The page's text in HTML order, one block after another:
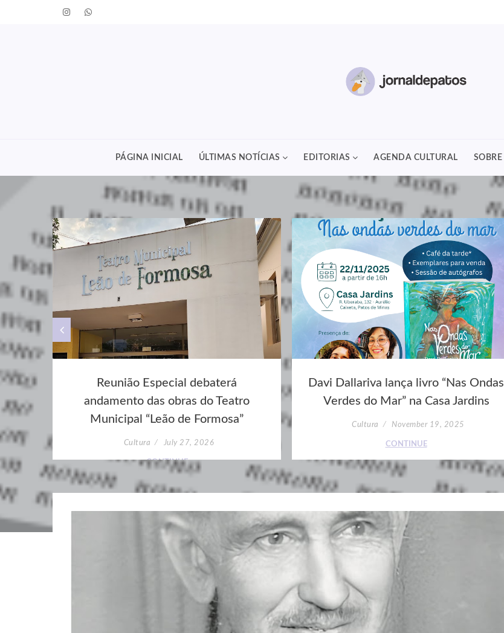
PÁGINA INICIAL ÚLTIMAS NOTÍCIAS EDITORIAS AGENDA CULTURAL SOBRE
Reunião Especial debaterá
andamento das obras do Teatro
Municipal “Leão de Formosa”
Cultura July 27, 2026
CONTINUE
Davi Dallariva lança livro “Nas Ondas
Verdes do Mar” na Casa Jardins
Cultura November 19, 2025
CONTINUE